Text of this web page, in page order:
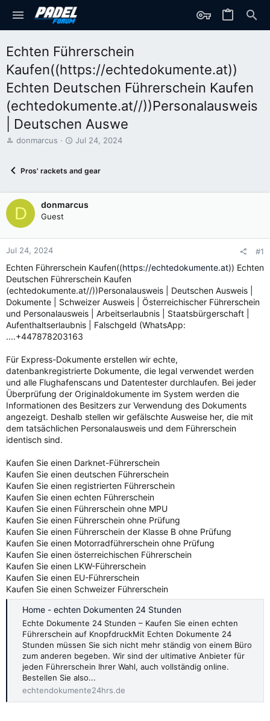
Echten Führerschein
Kaufen((https://echtedokumente.at))
Echten Deutschen Führerschein Kaufen
(echtedokumente.at//))Personalausweis
| Deutschen Auswe
T
d
a
r
t
r
donmarcus
S
r
d
a
Jul 24, 2024
Pros' rackets and gear
D donmarcus
Guest
Jul 24, 2024 #1
Echten Führerschein Kaufen((https://echtedokumente.at)) Echten
Deutschen Führerschein Kaufen
(echtedokumente.at//))Personalausweis | Deutschen Ausweis |
Dokumente | Schweizer Ausweis | Österreichischer Führerschein
und Personalausweis | Arbeitserlaubnis | Staatsbürgerschaft |
Aufenthaltserlaubnis | Falschgeld (WhatsApp:
....+447878203163
Für Express-Dokumente erstellen wir echte,
datenbankregistrierte Dokumente, die legal verwendet werden
und alle Flughafenscans und Datentester durchlaufen. Bei jeder
Überprüfung der Originaldokumente im System werden die
Informationen des Besitzers zur Verwendung des Dokuments
angezeigt. Deshalb stellen wir gefälschte Ausweise her, die mit
dem tatsächlichen Personalausweis und dem Führerschein
identisch sind.
Kaufen Sie einen Darknet-Führerschein
Kaufen Sie einen deutschen Führerschein
Kaufen Sie einen registrierten Führerschein
Kaufen Sie einen echten Führerschein
Kaufen Sie einen Führerschein ohne MPU
Kaufen Sie einen Führerschein ohne Prüfung
Kaufen Sie einen Führerschein der Klasse B ohne Prüfung
Kaufen Sie einen Motorradführerschein ohne Prüfung
Kaufen Sie einen österreichischen Führerschein
Kaufen Sie einen LKW-Führerschein
Kaufen Sie einen EU-Führerschein
Kaufen Sie einen Schweizer Führerschein
Home - echten Dokumenten 24 Stunden
Echte Dokumente 24 Stunden – Kaufen Sie einen echten
Führerschein auf KnopfdruckMit Echten Dokumente 24
Stunden müssen Sie sich nicht mehr ständig von einem Büro
zum anderen begeben. Wir sind der ultimative Anbieter für
jeden Führerschein Ihrer Wahl, auch vollständig online.
Bestellen Sie also...
echtendokumente24hrs.de